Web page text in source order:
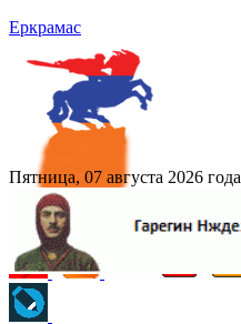
Еркрамас
Пятница, 07 августа 2026 года